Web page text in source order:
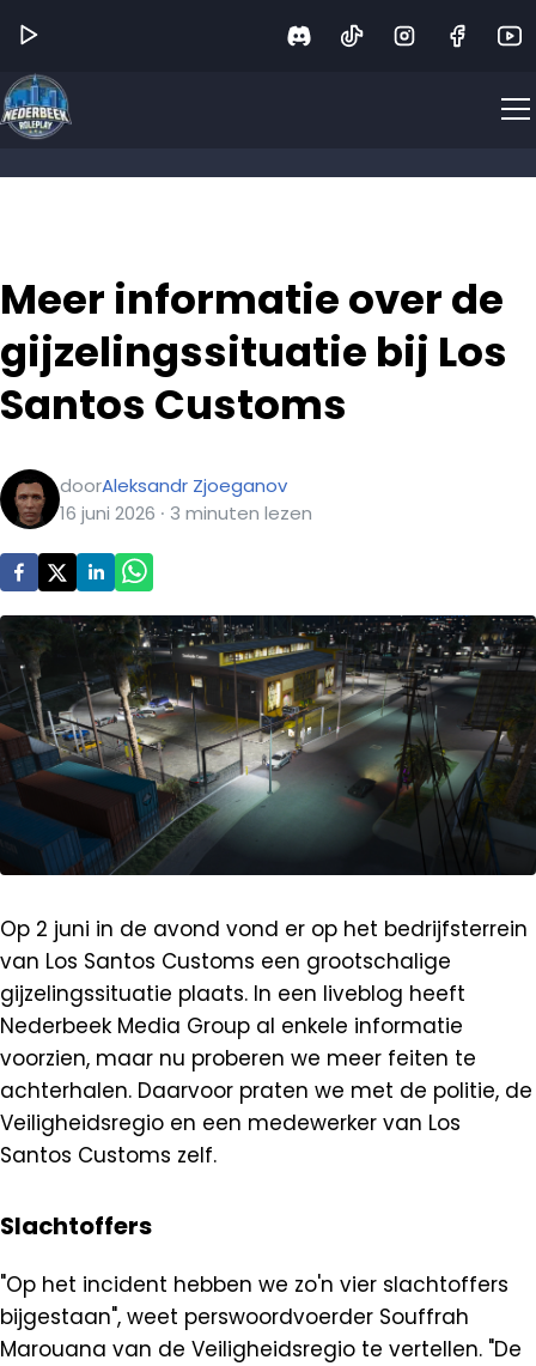
Meer informatie over de
gijzelingssituatie bij Los
Santos Customs
doorAleksandr Zjoeganov
16 juni 2026 ∙ 3 minuten lezen
Op 2 juni in de avond vond er op het bedrijfsterrein
van Los Santos Customs een grootschalige
gijzelingssituatie plaats. In een liveblog heeft
Nederbeek Media Group al enkele informatie
voorzien, maar nu proberen we meer feiten te
achterhalen. Daarvoor praten we met de politie, de
Veiligheidsregio en een medewerker van Los
Santos Customs zelf.
Slachtoffers
"Op het incident hebben we zo'n vier slachtoffers
bijgestaan", weet perswoordvoerder Souffrah
Marouana van de Veiligheidsregio te vertellen. "De